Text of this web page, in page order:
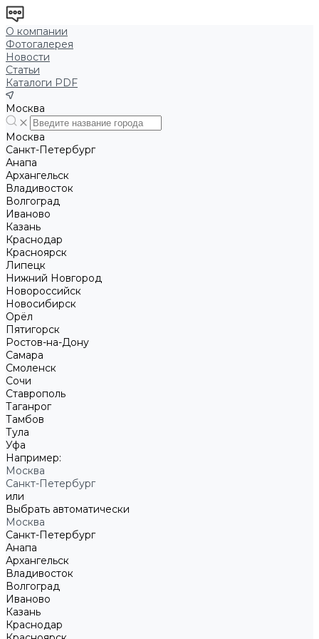
О компании
Фотогалерея
Новости
Статьи
Каталоги PDF
Москва
Москва
Санкт-Петербург
Анапа
Архангельск
Владивосток
Волгоград
Иваново
Казань
Краснодар
Красноярск
Липецк
Нижний Новгород
Новороссийск
Новосибирск
Орёл
Пятигорск
Ростов-на-Дону
Самара
Смоленск
Сочи
Ставрополь
Таганрог
Тамбов
Тула
Уфа
Например:
Москва
Санкт-Петербург
или
Выбрать автоматически
Москва
Санкт-Петербург
Анапа
Архангельск
Владивосток
Волгоград
Иваново
Казань
Краснодар